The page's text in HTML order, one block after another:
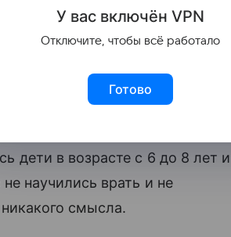
все же еще недостаточно
студентов и молодых людей
что «расколоть» их
дети в возрасте с 6 до 8 лет и
научились врать и не
смысла.
У вас включён VPN
Отключите, чтобы всё работало
Готово